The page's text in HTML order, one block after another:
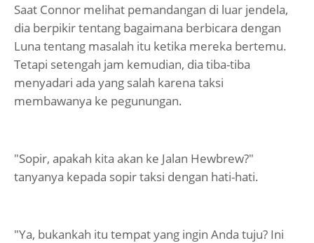
Saat Connor melihat pemandangan di luar jendela,
dia berpikir tentang bagaimana berbicara dengan
Luna tentang masalah itu ketika mereka bertemu.
Tetapi setengah jam kemudian, dia tiba-tiba
menyadari ada yang salah karena taksi
membawanya ke pegunungan.
"Sopir, apakah kita akan ke Jalan Hewbrew?"
tanyanya kepada sopir taksi dengan hati-hati.
"Ya, bukankah itu tempat yang ingin Anda tuju? Ini